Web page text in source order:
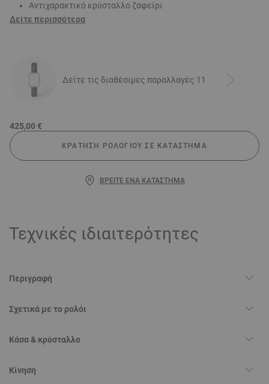
Αντιχαρακτικό κρύσταλλο ζαφείρι
Δείτε περισσότερα
Δείτε τις διαθέσιμες παραλλαγές 11
425,00 €
ΚΡΆΤΗΣΗ ΡΟΛΟΓΙΟΎ ΣΕ ΚΑΤΆΣΤΗΜΑ
ΒΡΕΊΤΕ ΈΝΑ ΚΑΤΆΣΤΗΜΑ
Τεχνικές ιδιαιτερότητες
Περιγραφή
Σχετικά με το ρολόι
Κάσα & κρύσταλλο
Κίνηση